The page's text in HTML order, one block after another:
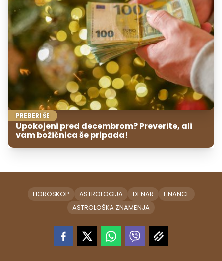
PREBERI ŠE
Upokojeni pred decembrom? Preverite, ali
vam božičnica še pripada!
HOROSKOP ASTROLOGIJA DENAR
FINANCE
ASTROLOŠKA ZNAMENJA